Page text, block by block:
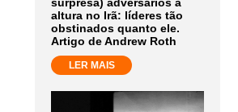
altura no Irã: líderes tão
obstinados quanto ele.
Artigo de Andrew Roth
LER MAIS